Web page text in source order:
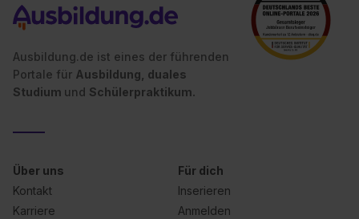
Ausbildung.de ist eines der führenden
Portale für Ausbildung, duales
Studium und Schülerpraktikum.
Über uns
Kontakt
Karriere
Für dich
Inserieren
Anmelden